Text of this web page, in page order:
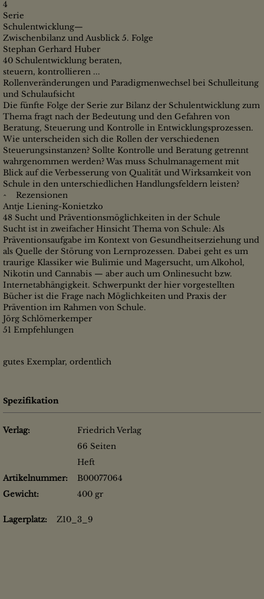
4
Serie
Schulentwicklung—
Zwischenbilanz und Ausblick 5. Folge
Stephan Gerhard Huber
40 Schulentwicklung beraten,
steuern, kontrollieren ...
Rollenveränderungen und Paradigmenwechsel bei Schulleitung
und Schulaufsicht
Die fünfte Folge der Serie zur Bilanz der Schulentwicklung zum
Thema fragt nach der Bedeutung und den Gefahren von
Beratung, Steuerung und Kontrolle in Entwicklungsprozessen.
Wie unterscheiden sich die Rollen der verschiedenen
Steuerungsinstanzen? Sollte Kontrolle und Beratung getrennt
wahrgenommen werden? Was muss Schulmanagement mit
Blick auf die Verbesserung von Qualität und Wirksamkeit von
Schule in den unterschiedlichen Handlungsfeldern leisten?
^ Rezensionen
Antje Liening-Konietzko
48 Sucht und Präventionsmöglichkeiten in der Schule
Sucht ist in zweifacher Hinsicht Thema von Schule: Als
Präventionsaufgabe im Kontext von Gesundheitserziehung und
als Quelle der Störung von Lernprozessen. Dabei geht es um
traurige Klassiker wie Bulimie und Magersucht, um Alkohol,
Nikotin und Cannabis — aber auch um Onlinesucht bzw.
Internetabhängigkeit. Schwerpunkt der hier vorgestellten
Bücher ist die Frage nach Möglichkeiten und Praxis der
Prävention im Rahmen von Schule.
Jörg Schlömerkemper
51 Empfehlungen
gutes Exemplar, ordentlich
Spezifikation
Verlag:
Friedrich Verlag
66 Seiten
Heft
Artikelnummer:
B00077064
Gewicht:
400 gr
Lagerplatz: Z10_3_9